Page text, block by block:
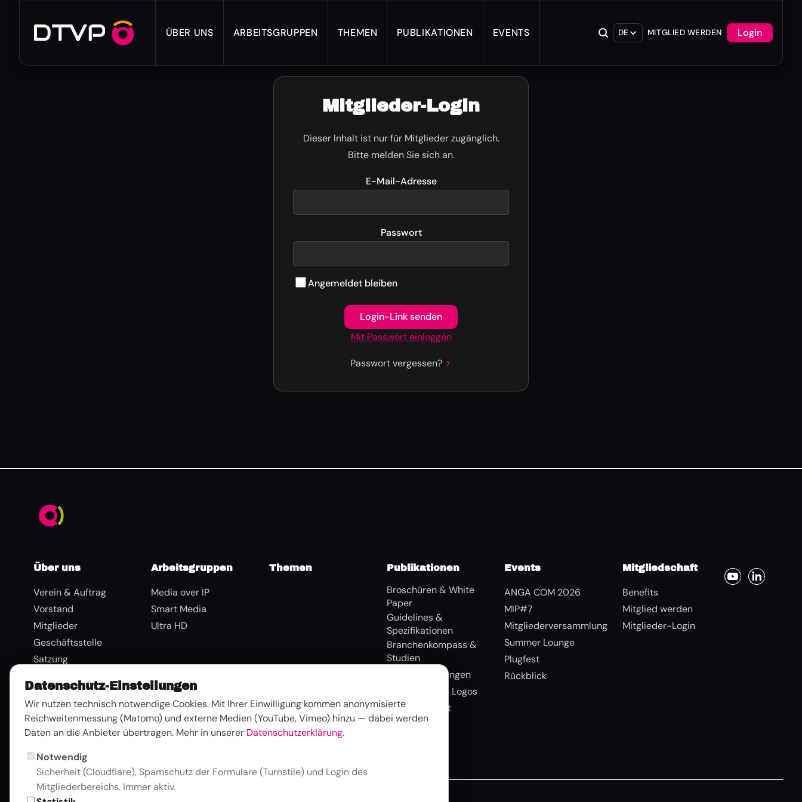
ÜBER UNS ARBEITSGRUPPEN THEMEN PUBLIKATIONEN EVENTS DE MITGLIED WERDEN Login
Mitglieder-Login
Dieser Inhalt ist nur für Mitglieder zugänglich.
Bitte melden Sie sich an.
E-Mail-Adresse
Passwort
Angemeldet bleiben
Login-Link senden
Mit Passwort einloggen
Passwort vergessen?
Über uns
Verein & Auftrag
Vorstand
Mitglieder
Geschäftsstelle
Satzung
Tätigkeitsberichte
Presse & Medien
Inklusion & Haltung
Arbeitsgruppen
Media over IP
Smart Media
Ultra HD
Themen Publikationen
Broschüren & White
Paper
Guidelines &
Spezifikationen
Branchenkompass &
Studien
Pressemitteilungen
Bildmaterial & Logos
Medienkontakt
Events
ANGA COM 2026
MIP#7
Mitgliederversammlung
Summer Lounge
Plugfest
Rückblick
Mitgliedschaft
Benefits
Mitglied werden
Mitglieder-Login
Datenschutz-Einstellungen
Wir nutzen technisch notwendige Cookies. Mit Ihrer Einwilligung kommen anonymisierte
Reichweitenmessung (Matomo) und externe Medien (YouTube, Vimeo) hinzu — dabei werden
Daten an die Anbieter übertragen. Mehr in unserer Datenschutzerklärung.
Notwendig
Sicherheit (Cloudflare), Spamschutz der Formulare (Turnstile) und Login des
Mitgliederbereichs. Immer aktiv.